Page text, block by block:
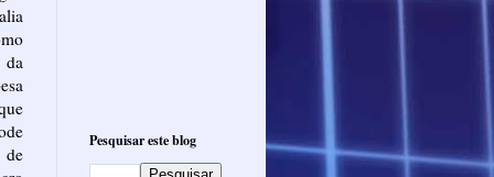
de
Pesquisar este blog